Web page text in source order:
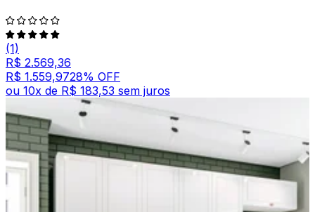
(1)
R$ 2.569,36
R$ 1.559,9728% OFF
ou 10x de R$ 183,53 sem juros